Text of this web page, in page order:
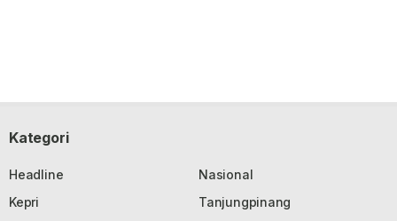
Kategori
Headline
Nasional
Kepri
Tanjungpinang